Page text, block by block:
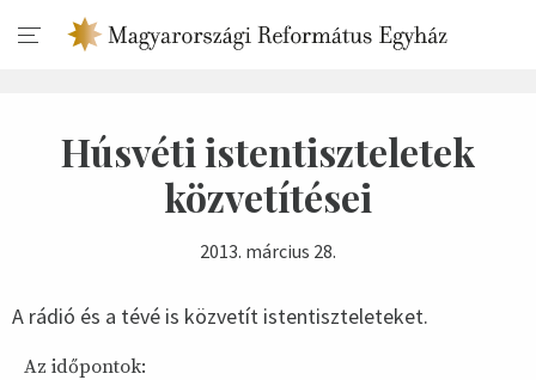
Húsvéti istentiszteletek
közvetítései
2013. március 28.
A rádió és a tévé is közvetít istentiszteleteket.
Az időpontok: